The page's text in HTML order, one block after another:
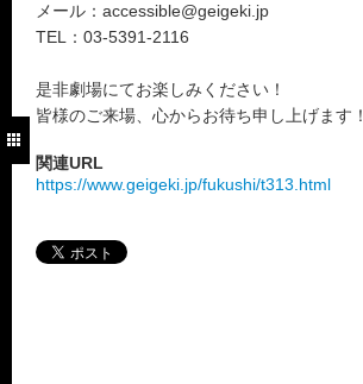
メール：accessible@geigeki.jp
TEL：03-5391-2116
是非劇場にてお楽しみください！
皆様のご来場、心からお待ち申し上げます！
関連URL
https://www.geigeki.jp/fukushi/t313.html